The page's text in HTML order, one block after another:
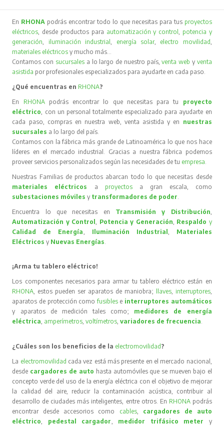
En RHONA podrás encontrar todo lo que necesitas para tus proyectos
eléctricos, desde productos para automatización y control, potencia y
generación, iluminación industrial, energía solar, electro movilidad,
materiales eléctricos y mucho más…
Contamos con sucursales a lo largo de nuestro país,venta web y venta
asistida por profesionales especializados para ayudarte en cada paso.
¿Qué encuentras en RHONA?
En RHONA podrás encontrar lo que necesitas para tu proyecto
eléctrico, con un personal totalmente especializado para ayudarte en
cada paso, compras en nuestra web, venta asistida y en nuestras
sucursales a lo largo del país.
Contamos con la fábrica más grande de Latinoamérica lo que nos hace
líderes en el mercado industrial. Gracias a nuestra fábrica podemos
proveer servicios personalizados según las necesidades de tu empresa.
Nuestras Familias de productos abarcan todo lo que necesitas desde
materiales eléctricos
a proyectos
a gran escala, como
subestaciones móvilesy transformadores de poder.
Encuentra lo que necesitas en Transmisión y Distribución,
Automatización y Control, Potencia y Generación, Respaldo y
Calidad de Energía, Iluminación Industrial , Materiales
Eléctricos y Nuevas Energías.
¡Arma tu tablero eléctrico!
Los componentes necesarios para armar tu tablero eléctrico están en
RHONA, estos pueden ser aparatos de maniobra; llaves, interruptores,
aparatos de protección comofusibles e interruptores automáticos
y aparatos de medición tales como; medidores de energía
eléctrica, amperímetros,voltímetros,variadores de frecuencia.
¿Cuáles son los beneficios de la electromovilidad ?
La electromovilidad cada vez está más presente en el mercado nacional,
desde cargadores de auto hasta automóviles que se mueven bajo el
concepto verde del uso de la energía eléctrica con el objetivo de mejorar
la calidad del aire, reducir la contaminación acústica, contribuir al
desarrollo de ciudades más inteligentes, entre otros. En RHONA podrás
encontrar desde accesorios como cables, cargadores de auto
eléctrico, pedestal cargador, medidor trifásico meter
y